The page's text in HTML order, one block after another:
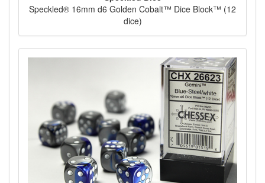
Speckled® 16mm d6 Golden Cobalt™ Dice Block™ (12
dice)